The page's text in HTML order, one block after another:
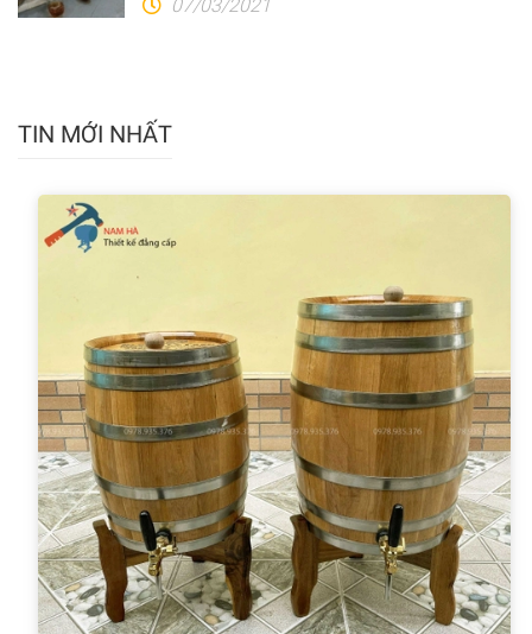
07/03/2021
TIN MỚI NHẤT